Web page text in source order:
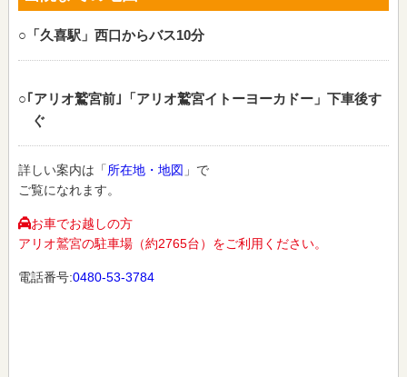
○「久喜駅」西口からバス10分
○｢アリオ鷲宮前｣「アリオ鷲宮イトーヨーカドー」下車後す
ぐ
詳しい案内は「所在地・地図 」で
ご覧になれます。
お車でお越しの方
アリオ鷲宮の駐車場（約2765台）をご利用ください。
電話番号:0480-53-3784